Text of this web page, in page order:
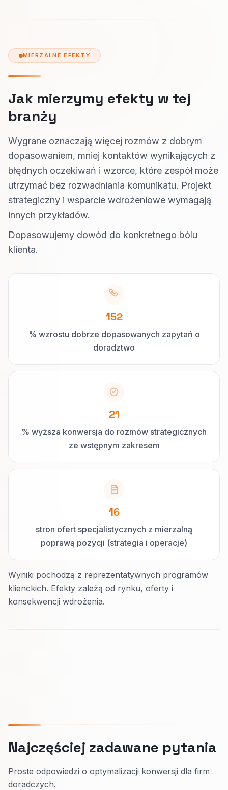
MIERZALNE EFEKTY
Jak mierzymy efekty w tej
branży
Wygrane oznaczają więcej rozmów z dobrym
dopasowaniem, mniej kontaktów wynikających z
błędnych oczekiwań i wzorce, które zespół może
utrzymać bez rozwadniania komunikatu. Projekt
strategiczny i wsparcie wdrożeniowe wymagają
innych przykładów.
Dopasowujemy dowód do konkretnego bólu
klienta.
152
% wzrostu dobrze dopasowanych zapytań o
doradztwo
21
% wyższa konwersja do rozmów strategicznych
ze wstępnym zakresem
16
stron ofert specjalistycznych z mierzalną
poprawą pozycji (strategia i operacje)
Wyniki pochodzą z reprezentatywnych programów
klienckich. Efekty zależą od rynku, oferty i
konsekwencji wdrożenia.
Najczęściej zadawane pytania
Proste odpowiedzi o optymalizacji konwersji dla firm
doradczych.